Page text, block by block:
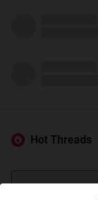
Hot Threads